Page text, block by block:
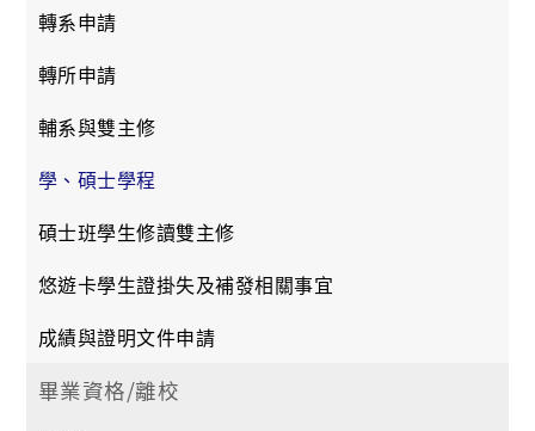
轉系申請
轉所申請
輔系與雙主修
學、碩士學程
碩士班學生修讀雙主修
悠遊卡學生證掛失及補發相關事宜
成績與證明文件申請
畢業資格/離校